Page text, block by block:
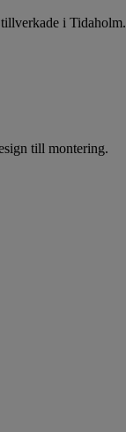
i Tidaholm.
till montering.